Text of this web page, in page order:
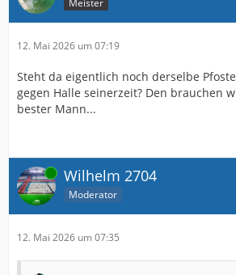
Meister
12. Mai 2026 um 07:19
Steht da eigentlich noch derselbe
gegen Halle seinerzeit? Den brauchen
bester Mann...
Online Wilhelm 2704
Moderator
12. Mai 2026 um 07:35